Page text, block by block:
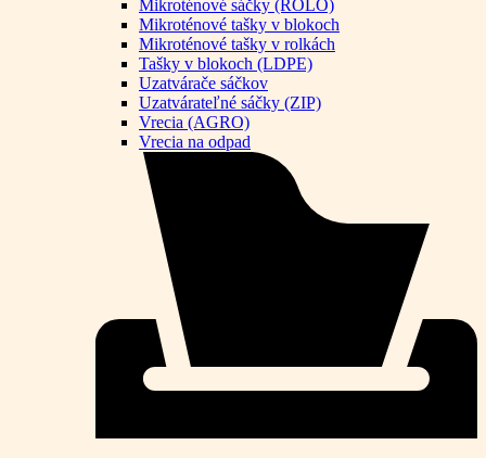
Mikroténové sáčky (ROLO)
Mikroténové tašky v blokoch
Mikroténové tašky v rolkách
Tašky v blokoch (LDPE)
Uzatvárače sáčkov
Uzatvárateľné sáčky (ZIP)
Vrecia (AGRO)
Vrecia na odpad